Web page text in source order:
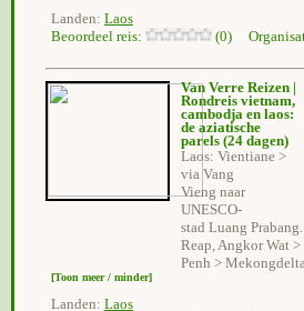
Landen: Laos
Beoordeel reis:
(0)
Van Verre Reizen |
Rondreis vietnam,
cambodja en laos:
de aziatische
parels (24 dagen)
Laos: Vientiane >
via Vang
Vieng naar
UNESCO-
stad Luang
Reap, Angkor Wat >
Penh >
[Toon meer / minder]
Landen: Laos